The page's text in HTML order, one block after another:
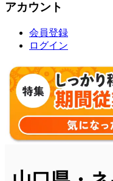
アカウント
会員登録
ログイン